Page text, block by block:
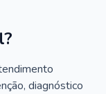
diagnóstico